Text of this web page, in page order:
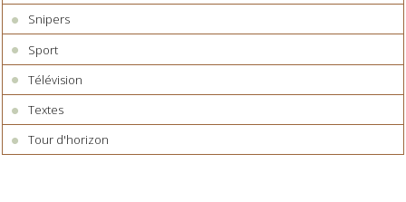
Snipers
Sport
Télévision
Textes
Tour d'horizon